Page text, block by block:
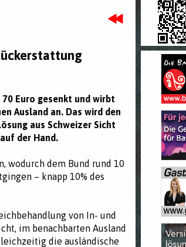
Euro gesenkt und wirbt
Ausland an. Das wird den
aus Schweizer Sicht
der Hand.
wodurch dem Bund rund 10
– knapp 10% des
von In- und
im benachbarten Ausland
die ausländische